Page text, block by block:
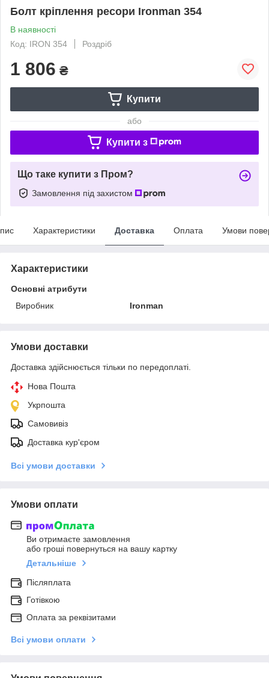
Болт кріплення ресори Ironman 354
В наявності
Код: IRON 354
Роздріб
1 806 ₴
Купити
або
Купити з
Що таке купити з Пром?
Замовлення під захистом
Характеристики Доставка Оплата Умови
Характеристики
Основні атрибути
Виробник
Ironman
Умови доставки
Доставка здійснюється тільки по передоплаті.
Нова Пошта
Укрпошта
Самовивіз
Доставка кур'єром
Всі умови доставки
Умови оплати
Ви отримаєте замовлення
або гроші повернуться на вашу картку
Детальніше
Післяплата
Готівкою
Оплата за реквізитами
Всі умови оплати